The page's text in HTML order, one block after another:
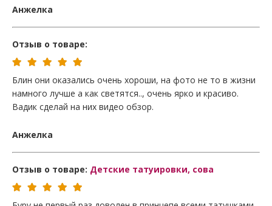
Анжелка
Отзыв о товаре:
Блин они оказались очень хороши, на фото не то в жизни
намного лучше а как светятся.., очень ярко и красиво.
Вадик сделай на них видео обзор.
Анжелка
Отзыв о товаре: Детские татуировки, сова